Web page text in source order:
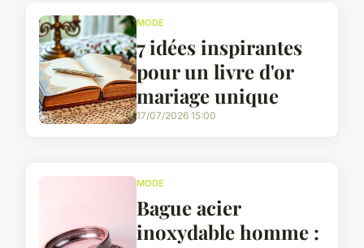
MODE
7 idées inspirantes
pour un livre d'or
mariage unique
17/07/2026 15:00
MODE
Bague acier
inoxydable homme :